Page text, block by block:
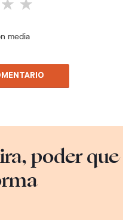
media
poder que